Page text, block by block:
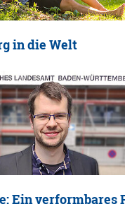
in die Welt
Ein